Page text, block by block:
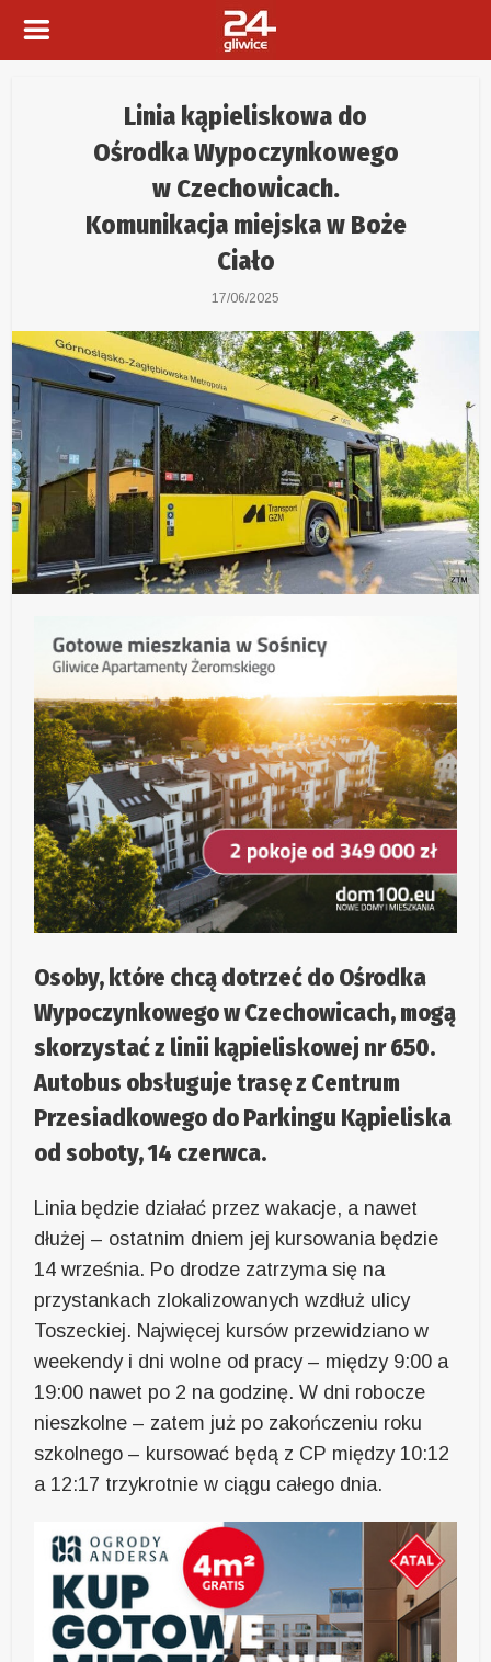
Linia kąpieliskowa do
Ośrodka Wypoczynkowego
w Czechowicach.
Komunikacja miejska w Boże
Ciało
17/06/2025
Osoby, które chcą dotrzeć do Ośrodka
Wypoczynkowego w Czechowicach, mogą
skorzystać z linii kąpieliskowej nr 650.
Autobus obsługuje trasę z Centrum
Przesiadkowego do Parkingu Kąpieliska
od soboty, 14 czerwca.
Linia będzie działać przez wakacje, a nawet
dłużej – ostatnim dniem jej kursowania będzie
14 września. Po drodze zatrzyma się na
przystankach zlokalizowanych wzdłuż ulicy
Toszeckiej. Najwięcej kursów przewidziano w
weekendy i dni wolne od pracy – między 9:00 a
19:00 nawet po 2 na godzinę. W dni robocze
nieszkolne – zatem już po zakończeniu roku
szkolnego – kursować będą z CP między 10:12
a 12:17 trzykrotnie w ciągu całego dnia.